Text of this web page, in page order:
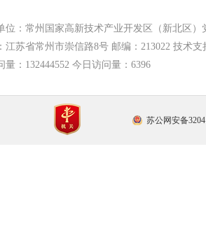
位：常州国家高新技术产业开发区（新北区）
江苏省常州市崇信路8号 邮编：213022 技术支
量： 132444552 今日访问量： 6396
苏公网安备